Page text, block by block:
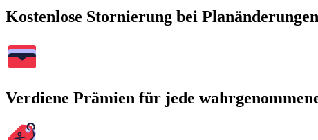
Kostenlose Stornierung bei Planänderungen
Verdiene Prämien für jede